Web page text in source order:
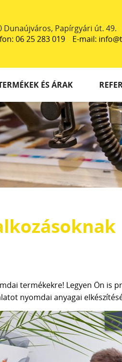
Dunaújváros, Papírgyári út. 49.
06 25 283 019
E-mail:
ÉS ÁRAK
termékekre! Legyen Ön is
nyomdai anyagai